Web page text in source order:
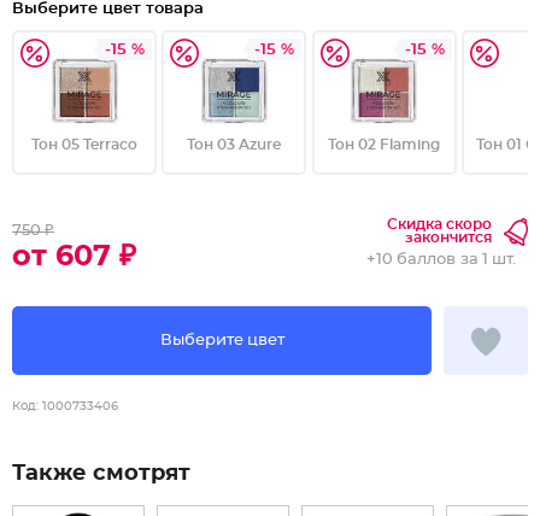
Выберите цвет товара
-15 %
Тон 05 Terraco
-15 %
Тон 03 Azure
-15 %
Тон 02 Flaming Тон 01
750 ₽
от 607 ₽
Скидка скоро
закончится
Выберите цвет
+10 баллов за 1 шт.
Код: 1000733406
Также смотрят